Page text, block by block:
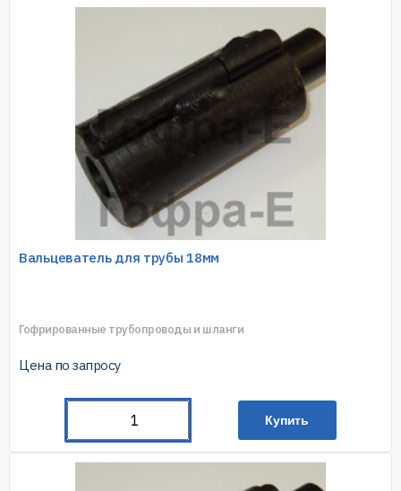
Вальцеватель для трубы 18мм
Гофрированные трубопроводы и шланги
Цена по запросу
Купить